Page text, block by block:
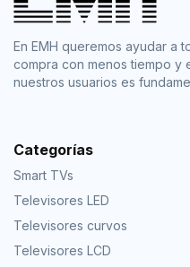
En EMH queremos ayudar a
compra con menos tiempo y
nuestros usuarios es
Categorías
Smart TVs
Televisores LED
Televisores curvos
Televisores LCD